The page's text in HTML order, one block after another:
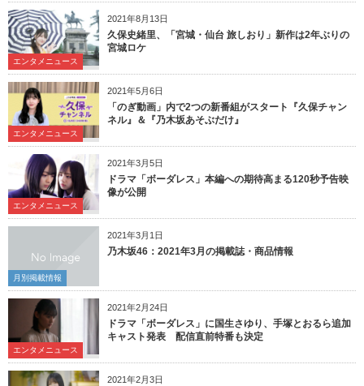
2021年8月13日
エンタメニュース
久保史緒里、「宮城・仙台 旅しおり」新作は2年ぶりの
宮城ロケ
2021年5月6日
エンタメニュース
「のぎ動画」内で2つの新番組がスタート『久保チャン
ネル』＆『乃木坂あそぶだけ』
2021年3月5日
エンタメニュース
ドラマ「ボーダレス」本編への期待高まる120秒予告映
像が公開
2021年3月1日
月別掲載情報
乃木坂46：2021年3月の掲載誌・商品情報
2021年2月24日
エンタメニュース
ドラマ「ボーダレス」に国生さゆり、手塚とおるら追加
キャスト発表 配信直前特番も決定
2021年2月3日